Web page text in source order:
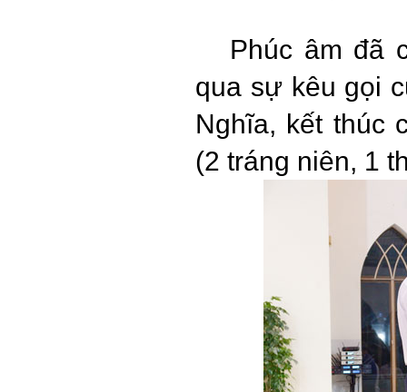
Phúc âm đã
qua sự kêu gọi
Nghĩa, kết thúc
(2 tráng niên, 1